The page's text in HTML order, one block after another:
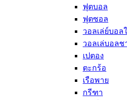
ฟุตบอล
ฟุตซอล
วอลเล่ย์บอล
วอลเล่บอลช
เปตอง
ตะกร้อ
เรือพาย
กรีฑา